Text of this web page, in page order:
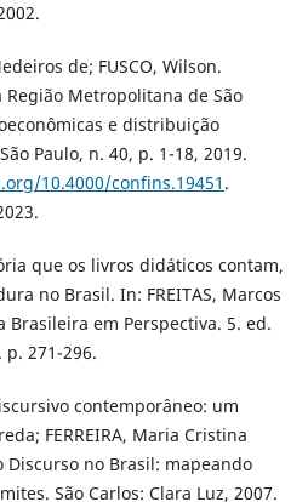
de; FUSCO, Wilson.
Metropolitana de São
e distribuição
Paulo, n. 40, p. 1-18, 2019.
10.4000/confins.19451 .
que os livros didáticos contam,
no Brasil. In: FREITAS, Marcos
em Perspectiva. 5. ed.
p. 271-296.
contemporâneo: um
FERREIRA, Maria Cristina
Discurso no Brasil: mapeando
São Carlos: Clara Luz, 2007.